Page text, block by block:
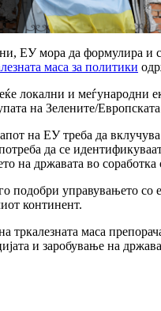
ЕУ мора да формулира
маса за политики
локални и меѓународни
на Зелените/
на ЕУ треба да
да се
на државата во
подобри управувањето
континент.
тркалезната маса
и заробување на